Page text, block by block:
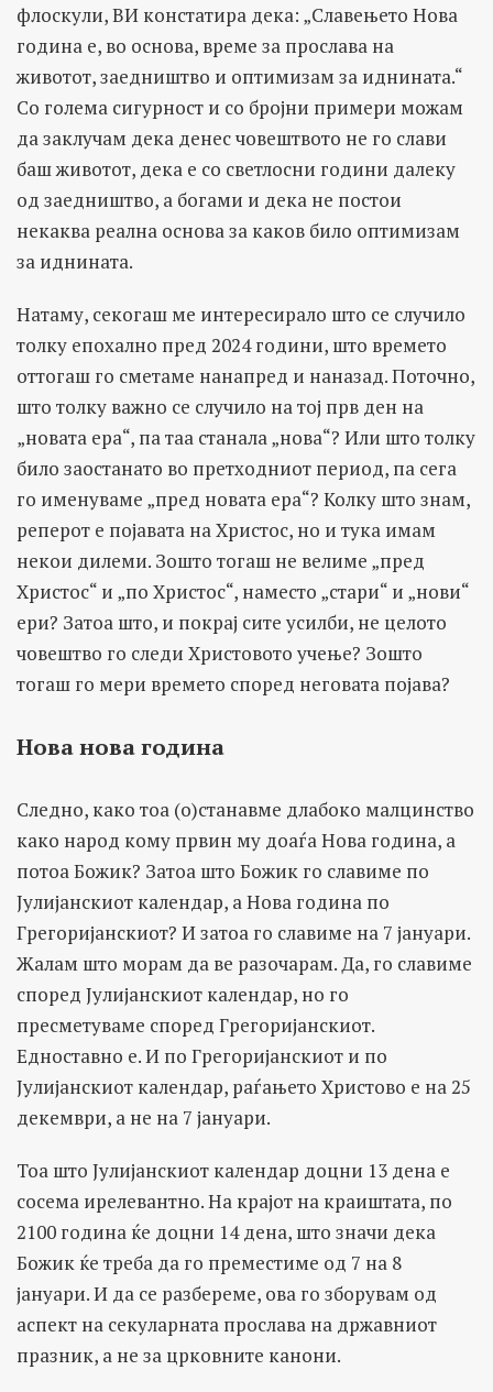
флоскули, ВИ констатира дека: „Славењето Нова
година е, во основа, време за прослава на
животот, заедништво и оптимизам за иднината.“
Со голема сигурност и со бројни примери можам
да заклучам дека денес човештвото не го слави
баш животот, дека е со светлосни години далеку
од заедништво, а богами и дека не постои
некаква реална основа за каков било оптимизам
за иднината.
Натаму, секогаш ме интересирало што се случило
толку епохално пред 2024 години, што времето
оттогаш го сметаме нанапред и наназад. Поточно,
што толку важно се случило на тој прв ден на
„новата ера“, па таа станала „нова“? Или што толку
било заостанато во претходниот период, па сега
го именуваме „пред новата ера“? Колку што знам,
реперот е појавата на Христос, но и тука имам
некои дилеми. Зошто тогаш не велиме „пред
Христос“ и „по Христос“, наместо „стари“ и „нови“
ери? Затоа што, и покрај сите усилби, не целото
човештво го следи Христовото учење? Зошто
тогаш го мери времето според неговата појава?
Нова нова година
Следно, како тоа (о)станавме длабоко малцинство
како народ кому првин му доаѓа Нова година, а
потоа Божик? Затоа што Божик го славиме по
Јулијанскиот календар, а Нова година по
Грегоријанскиот? И затоа го славиме на 7 јануари.
Жалам што морам да ве разочарам. Да, го славиме
според Јулијанскиот календар, но го
пресметуваме според Грегоријанскиот.
Едноставно е. И по Грегоријанскиот и по
Јулијанскиот календар, раѓањето Христово е на 25
декември, а не на 7 јануари.
Тоа што Јулијанскиот календар доцни 13 дена е
сосема ирелевантно. На крајот на краиштата, по
2100 година ќе доцни 14 дена, што значи дека
Божик ќе треба да го преместиме од 7 на 8
јануари. И да се разбереме, ова го зборувам од
аспект на секуларната прослава на државниот
празник, а не за црковните канони.